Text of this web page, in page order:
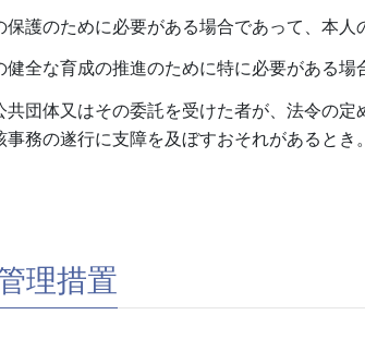
保護のために必要がある場合であって、本人
全な育成の推進のために特に必要がある場
共団体又はその委託を受けた者が、法令の
務の遂行に支障を及ぼすおそれがあるとき。
理措置